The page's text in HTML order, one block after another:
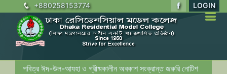
+880258153774 LOGIN
পবিত্র ঈদ-উল-আযহা ও গ্রীষ্মকালীন অবকাশ সংক্রান্ত জরুরি নোটিশ